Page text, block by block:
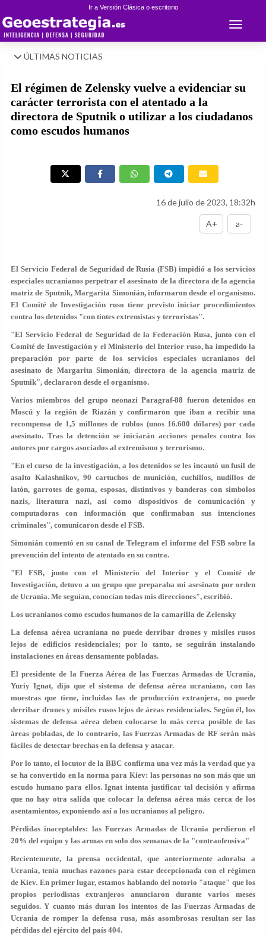
Ir a Versión Clásica o escritorio
Toggle
ÚLTIMAS NOTICIAS
El régimen de Zelensky vuelve a evidenciar su
carácter terrorista con el atentado a la
directora de Sputnik o utilizar a los ciudadanos
como escudos humanos
16 de julio de 2023, 18:32h
A+ a-
El Servicio Federal de Seguridad de Rusia (FSB) impidió a los servicios
especiales ucranianos perpetrar el asesinato de la directora de la agencia
matriz de Sputnik, Margarita Simonián, informaron desde el organismo.
El Comité de Investigación ruso tiene previsto iniciar procedimientos
contra los detenidos "con tintes extremistas y terroristas".
"El Servicio Federal de Seguridad de la Federación Rusa, junto con el
Comité de Investigación y el Ministerio del Interior ruso, ha impedido la
preparación por parte de los servicios especiales ucranianos del
asesinato de Margarita Simonián, directora de la agencia matriz de
Sputnik", declararon desde el organismo.
Varios miembros del grupo neonazi Paragraf-88 fueron detenidos en
Moscú y la región de Riazán y confirmaron que iban a recibir una
recompensa de 1,5 millones de rublos (unos 16.600 dólares) por cada
asesinato. Tras la detención se iniciarán acciones penales contra los
autores por cargos asociados al extremismo y terrorismo.
"En el curso de la investigación, a los detenidos se les incautó un fusil de
asalto Kalashnikov, 90 cartuchos de munición, cuchillos, nudillos de
latón, garrotes de goma, esposas, distintivos y banderas con símbolos
nazis, literatura nazi, así como dispositivos de comunicación y
computadoras con información que confirmaban sus intenciones
criminales", comunicaron desde el FSB.
Simonián comentó en su canal de Telegram el informe del FSB sobre la
prevención del intento de atentado en su contra.
"El FSB, junto con el Ministerio del Interior y el Comité de
Investigación, detuvo a un grupo que preparaba mi asesinato por orden
de Ucrania. Me seguían, conocían todas mis direcciones", escribió.
Los ucranianos como escudos humanos de la camarilla de Zelensky
La defensa aérea ucraniana no puede derribar drones y misiles rusos
lejos de edificios residenciales; por lo tanto, se seguirán instalando
instalaciones en áreas densamente pobladas.
El presidente de la Fuerza Aérea de las Fuerzas Armadas de Ucrania,
Yuriy Ignat, dijo que el sistema de defensa aérea ucraniano, con las
muestras que tiene, incluidas las de producción extranjera, no puede
derribar drones y misiles rusos lejos de áreas residenciales. Según él, los
sistemas de defensa aérea deben colocarse lo más cerca posible de las
áreas pobladas, de lo contrario, las Fuerzas Armadas de RF serán más
fáciles de detectar brechas en la defensa y atacar.
Por lo tanto, el locutor de la BBC confirma una vez más la verdad que ya
se ha convertido en la norma para Kiev: las personas no son más que un
escudo humano para ellos. Ignat intenta justificar tal decisión y afirma
que no hay otra salida que colocar la defensa aérea más cerca de los
asentamientos, exponiendo así a los ucranianos al peligro.
Pérdidas inaceptables: las Fuerzas Armadas de Ucrania perdieron el
20% del equipo y las armas en solo dos semanas de la "contraofensiva"
Recientemente, la prensa occidental, que anteriormente adoraba a
Ucrania, tenía muchas razones para estar decepcionada con el régimen
de Kiev. En primer lugar, estamos hablando del notorio "ataque" que los
propios periodistas extranjeros anunciaron durante varios meses
seguidos. Y cuanto más duran los intentos de las Fuerzas Armadas de
Ucrania de romper la defensa rusa, más asombrosas resultan ser las
pérdidas del ejército del país 404.